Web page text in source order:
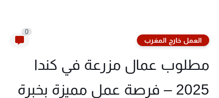
العمل خارج المغرب
0
مطلوب عمال مزرعة في كندا
2025 – فرصة عمل مميزة بخبرة